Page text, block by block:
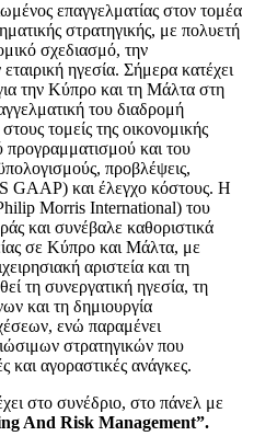
επαγγελματίας στον τομέα
στρατηγικής, με πολυετή
σχεδιασμό, την
ηγεσία. Σήμερα κατέχει
την Κύπρο και τη Μάλτα στη
του διαδρομή
τομείς της οικονομικής
προγραμματισμού και του
προβλέψεις,
GAAP) και έλεγχο κόστους. Η
Morris International) του
και συνέβαλε καθοριστικά
σε Κύπρο και Μάλτα, με
αριστεία και τη
τη συνεργατική ηγεσία, τη
και τη δημιουργία
ενώ παραμένει
στρατηγικών που
και αγοραστικές ανάγκες.
στο συνέδριο, στο πάνελ με
And Risk Management”.